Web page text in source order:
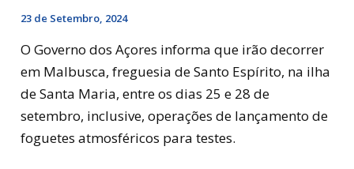
23 de Setembro, 2024
O Governo dos Açores informa que irão decorrer
em Malbusca, freguesia de Santo Espírito, na ilha
de Santa Maria, entre os dias 25 e 28 de
setembro, inclusive, operações de lançamento de
foguetes atmosféricos para testes.